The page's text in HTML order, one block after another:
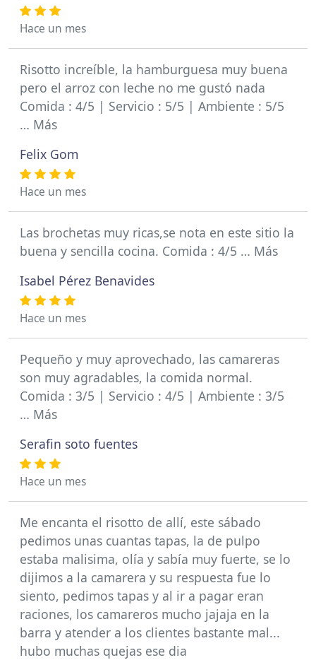
Hace un mes
Risotto increíble, la hamburguesa muy buena
pero el arroz con leche no me gustó nada
Comida : 4/5 | Servicio : 5/5 | Ambiente : 5/5
… Más
Felix Gom
Hace un mes
Las brochetas muy ricas,se nota en este sitio la
buena y sencilla cocina. Comida : 4/5 … Más
Isabel Pérez Benavides
Hace un mes
Pequeño y muy aprovechado, las camareras
son muy agradables, la comida normal.
Comida : 3/5 | Servicio : 4/5 | Ambiente : 3/5
… Más
Serafin soto fuentes
Hace un mes
Me encanta el risotto de allí, este sábado
pedimos unas cuantas tapas, la de pulpo
estaba malisima, olía y sabía muy fuerte, se lo
dijimos a la camarera y su respuesta fue lo
siento, pedimos tapas y al ir a pagar eran
raciones, los camareros mucho jajaja en la
barra y atender a los clientes bastante mal...
hubo muchas quejas ese dia